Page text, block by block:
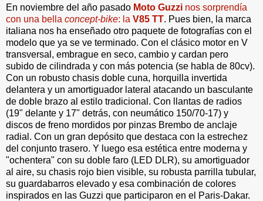
En noviembre del año pasado Moto Guzzi nos sorprendía
con una bella concept-bike: la V85 TT. Pues bien, la marca
italiana nos ha enseñado otro paquete de fotografías con el
modelo que ya se ve terminado. Con el clásico motor en V
transversal, embrague en seco, cambio y cardan pero
subido de cilindrada y con más potencia (se habla de 80cv).
Con un robusto chasis doble cuna, horquilla invertida
delantera y un amortiguador lateral atacando un basculante
de doble brazo al estilo tradicional. Con llantas de radios
(19" delante y 17" detrás, con neumático 150/70-17) y
discos de freno mordidos por pinzas Brembo de anclaje
radial. Con un gran depósito que destaca con la estrechez
del conjunto trasero. Y luego esa estética entre moderna y
"ochentera" con su doble faro (LED DLR), su amortiguador
al aire, su chasis rojo bien visible, su robusta parrilla tubular,
su guardabarros elevado y esa combinación de colores
inspirados en las Guzzi que participaron en el Paris-Dakar.